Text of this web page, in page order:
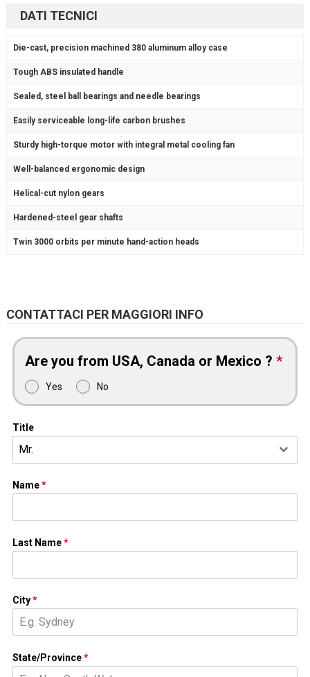
DATI TECNICI
Die-cast, precision machined 380 aluminum alloy case
Tough ABS insulated handle
Sealed, steel ball bearings and needle bearings
Easily serviceable long-life carbon brushes
Sturdy high-torque motorwith integral metal cooling fan
Well-balanced ergonomic design
Helical-cut nylon gears
Hardened-steel gear shafts
Twin 3000 orbits per minute hand-action heads
CONTATTACI PER MAGGIORI INFO
Are you from USA, Canada or Mexico ? *
Yes No
Title
Mr.
Name*
Last Name*
City*
State/Province*